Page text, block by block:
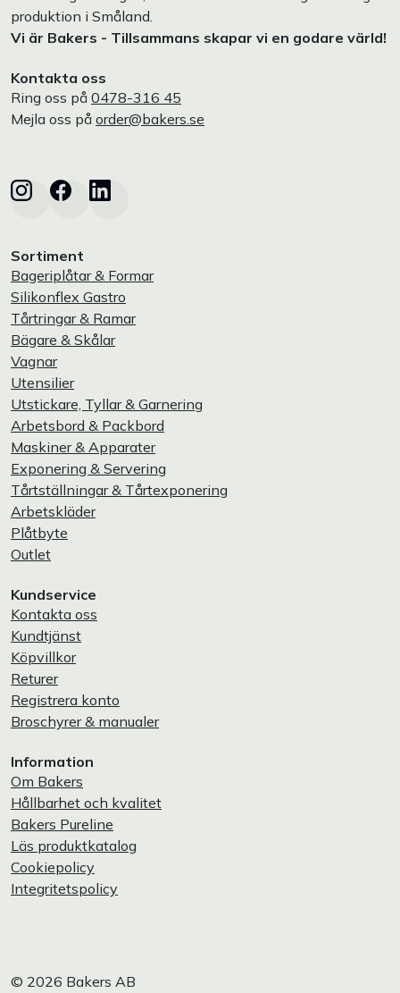
produktion i Småland.
Vi är Bakers - Tillsammans skapar vi en godare värld!
Kontakta oss
Ring oss på 0478-316 45
Mejla oss på order@bakers.se
Sortiment
Bageriplåtar & Formar
Silikonflex Gastro
Tårtringar & Ramar
Bägare & Skålar
Vagnar
Utensilier
Utstickare, Tyllar & Garnering
Arbetsbord & Packbord
Maskiner & Apparater
Exponering & Servering
Tårtställningar & Tårtexponering
Arbetskläder
Plåtbyte
Outlet
Kundservice
Kontakta oss
Kundtjänst
Köpvillkor
Returer
Registrera konto
Broschyrer & manualer
Information
Om Bakers
Hållbarhet och kvalitet
Bakers Pureline
Läs produktkatalog
Cookiepolicy
Integritetspolicy
© 2026 Bakers AB